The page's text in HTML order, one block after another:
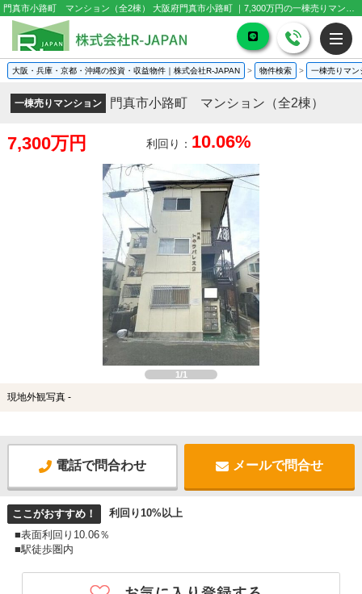
大阪・兵庫・京都・沖縄の投資・収益物件｜株式会社R-JAPAN > 物件検索 > 一棟売りマン
一棟売りマンション 門真市小路町 マンション（全2棟）
7,300万円 利回り： 10.06%
1/1
現地外観写真 -
電話で問合わせ メールで問合せ
ここがおすすめ！
利回り10%以上
■表面利回り10.06％
■駅徒歩圏内